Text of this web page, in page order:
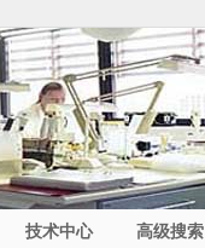
技术中心 高级搜索